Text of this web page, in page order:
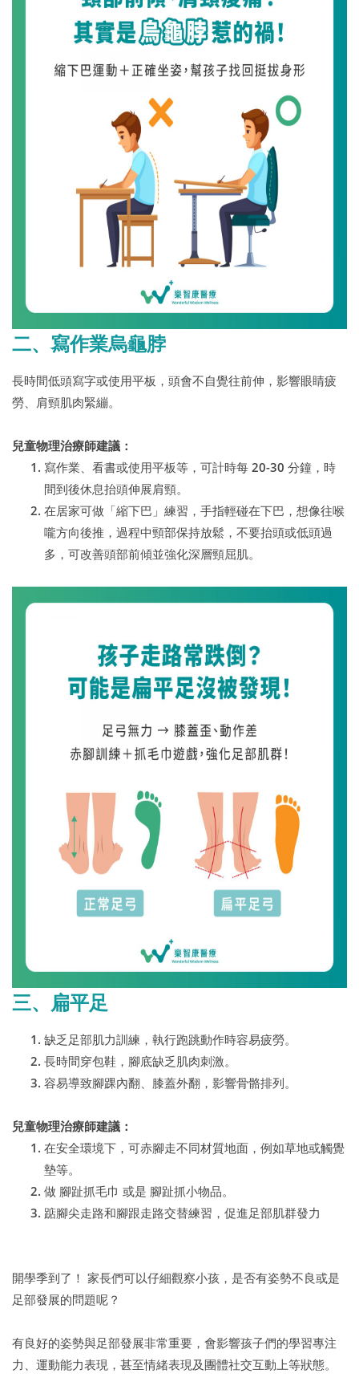
二、寫作業烏龜脖
長時間低頭寫字或使用平板，頭會不自覺往前伸，影響眼睛疲
勞、肩頸肌肉緊繃。
兒童物理治療師建議：
寫作業、看書或使用平板等，可計時每 20-30 分鐘，時
間到後休息抬頭伸展肩頸。
在居家可做「縮下巴」練習，手指輕碰在下巴，想像往喉
嚨方向後推，過程中頸部保持放鬆，不要抬頭或低頭過
多，可改善頭部前傾並強化深層頸屈肌。
三、扁平足
缺乏足部肌力訓練，執行跑跳動作時容易疲勞。
長時間穿包鞋，腳底缺乏肌肉刺激。
容易導致腳踝內翻、膝蓋外翻，影響骨骼排列。
兒童物理治療師建議：
在安全環境下，可赤腳走不同材質地面，例如草地或觸覺
墊等。
做 腳趾抓毛巾 或是 腳趾抓小物品。
踮腳尖走路和腳跟走路交替練習，促進足部肌群發力
開學季到了！ 家長們可以仔細觀察小孩，是否有姿勢不良或是
足部發展的問題呢？
有良好的姿勢與足部發展非常重要，會影響孩子們的學習專注
力、運動能力表現，甚至情緒表現及團體社交互動上等狀態。